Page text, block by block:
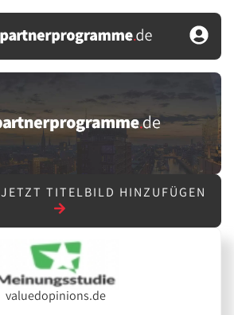
JETZT TITELBILD HINZUFÜGEN
valuedopinions.de